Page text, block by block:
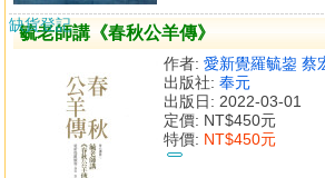
毓老師講《春秋公羊傳》
作者: 愛新覺羅毓鋆 蔡
出版社: 奉元
出版日: 2022-03-01
定價: NT$450元
特價: NT$450元
缺貨登記